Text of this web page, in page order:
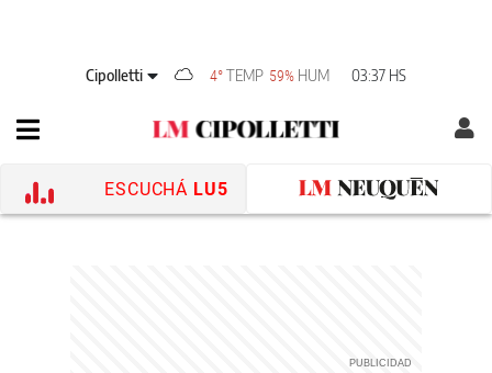
Cipolletti 4° TEMP 59% HUM 03:37 HS
ESCUCHÁ LU5